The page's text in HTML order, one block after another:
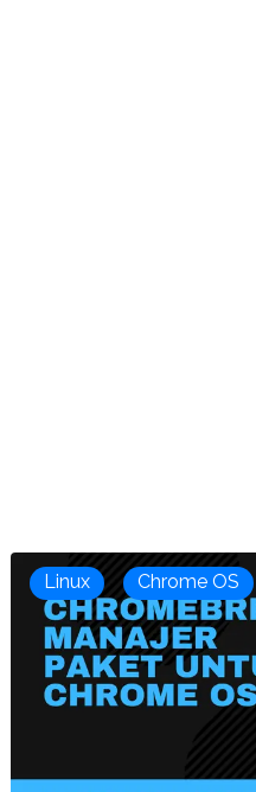
Linux Chrome OS